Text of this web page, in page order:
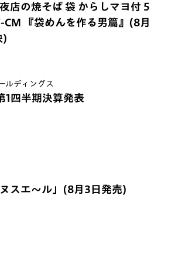
店の焼そば 袋 からしマヨ付 5
『袋めんを作る男篇』(8月
)
ルディングス
1四半期決算発表
ヌスエ～ル」(8月3日発売)